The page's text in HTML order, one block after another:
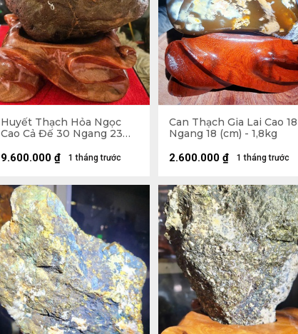
Huyết Thạch Hỏa Ngọc
Cao Cả Đế 30 Ngang 23
6,4kg
1 tháng trước
9.600.000 ₫
Can Thạch Gia Lai Cao 18
Ngang 18 (cm) - 1,8kg
1 tháng trước
2.600.000 ₫